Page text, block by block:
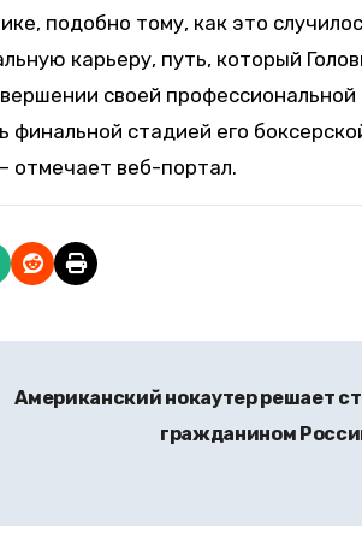
подобно тому, как это
карьеру, путь, который
своей профессиональной
стадией его
отмечает веб-портал.
Американский нокаутер решает
гражданином